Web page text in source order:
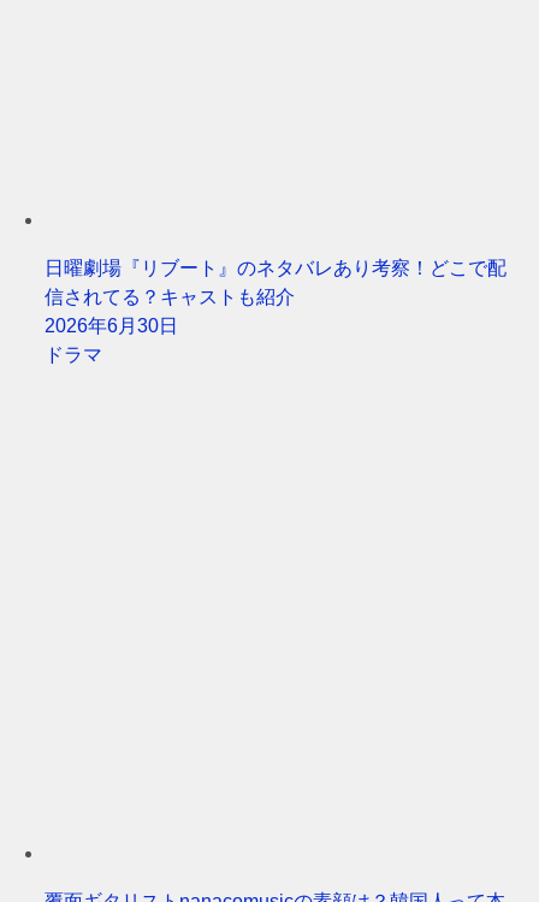
日曜劇場『リブート』のネタバレあり考察！どこで配
信されてる？キャストも紹介
2026年6月30日
ドラマ